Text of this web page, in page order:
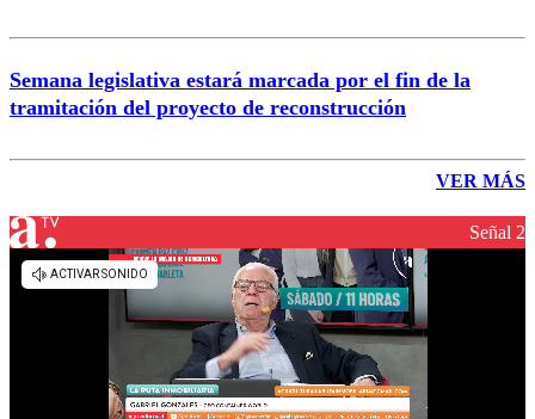
Semana legislativa estará marcada por el fin de la
tramitación del proyecto de reconstrucción
VER MÁS
Señal 2